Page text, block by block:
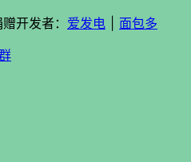
开发者： 爱发电
面包多